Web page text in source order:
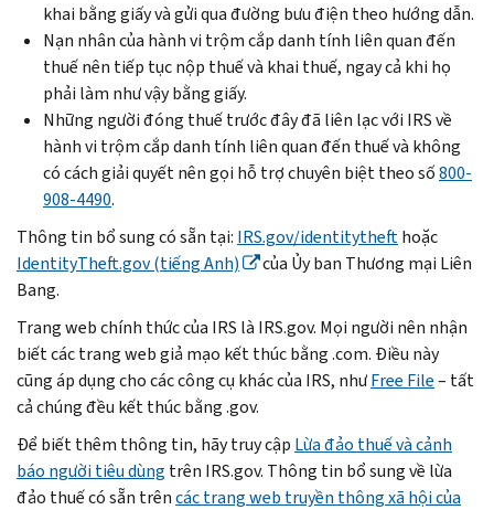
khai bằng giấy và gửi qua đường bưu điện theo hướng dẫn.
Nạn nhân của hành vi trộm cắp danh tính liên quan đến
thuế nên tiếp tục nộp thuế và khai thuế, ngay cả khi họ
phải làm như vậy bằng giấy.
Những người đóng thuế trước đây đã liên lạc với IRS về
hành vi trộm cắp danh tính liên quan đến thuế và không
có cách giải quyết nên gọi hỗ trợ chuyên biệt theo số800-
908-4490.
Thông tin bổ sung có sẵn tại: IRS.gov/identitythefthoặc
IdentityTheft.gov (tiếng Anh)
của Ủy ban Thương mại Liên
Bang.
Trang web chính thức của IRS là IRS.gov. Mọi người nên nhận
biết các trang web giả mạo kết thúc bằng .com. Điều này
cũng áp dụng cho các công cụ khác của IRS, nhưFree File– tất
cả chúng đều kết thúc bằng .gov.
Để biết thêm thông tin, hãy truy cập Lừa đảo thuế và cảnh
báo người tiêu dùng trên IRS.gov. Thông tin bổ sung về lừa
đảo thuế có sẵn trêncác trang web truyền thông xã hội của